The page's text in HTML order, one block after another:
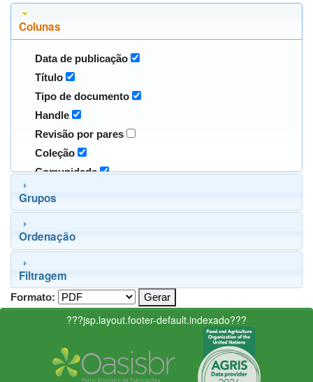
Colunas
Data de publicação
Título
Tipo de documento
Handle
Revisão por pares
Coleção
Comunidade
Grupos
Ordenação
Filtragem
Formato:
???jsp.layout.footer-default.indexado???